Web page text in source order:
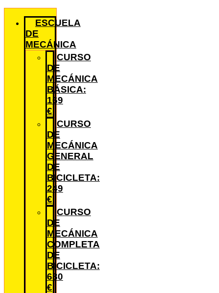
ESCUELA
DE
MECÁNICA
CURSO
DE
MECÁNICA
BÁSICA:
169
€
CURSO
DE
MECÁNICA
GENERAL
DE
BICICLETA:
249
€
CURSO
DE
MECÁNICA
COMPLETA
DE
BICICLETA:
680
€